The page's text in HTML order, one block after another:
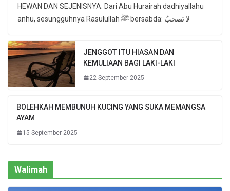
HEWAN DAN SEJENISNYA. Dari Abu Hurairah dadhiyallahu
anhu, sesungguhnya Rasulullah ﷺ bersabda: لا تَصحبُ
JENGGOT ITU HIASAN DAN
KEMULIAAN BAGI LAKI-LAKI
22 September 2025
BOLEHKAH MEMBUNUH KUCING YANG SUKA MEMANGSA
AYAM
15 September 2025
Walimah